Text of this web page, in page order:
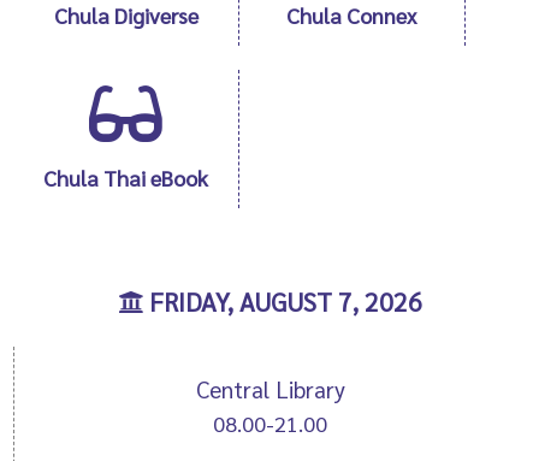
Chula Digiverse Chula Connex
Chula Thai eBook
FRIDAY, AUGUST 7, 2026
Central Library
08.00-21.00